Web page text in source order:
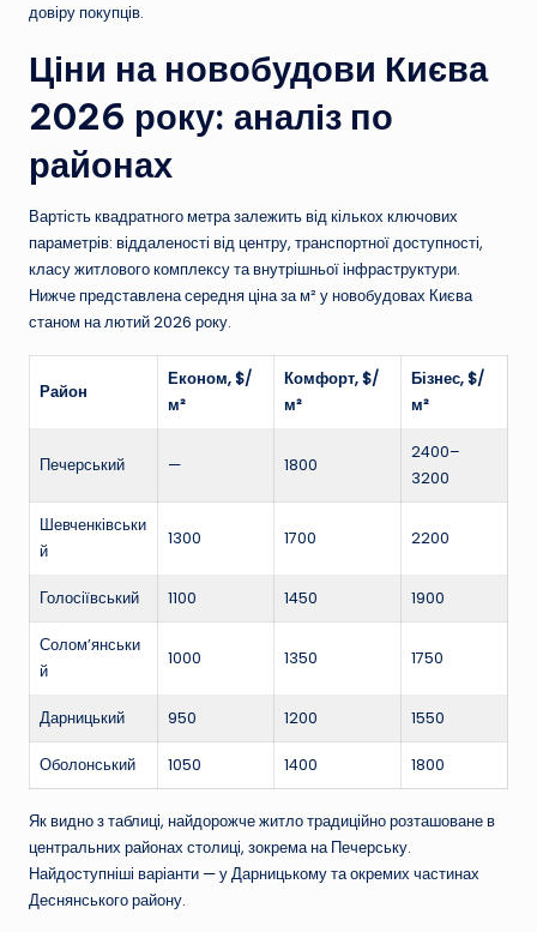
довіру покупців.
Ціни на новобудови Києва
2026 року: аналіз по
районах
Вартість квадратного метра залежить від кількох ключових
параметрів: віддаленості від центру, транспортної доступності,
класу житлового комплексу та внутрішньої інфраструктури.
Нижче представлена середня ціна за м² у новобудовах Києва
станом на лютий 2026 року.
Район
Економ, $/
м²
Комфорт, $/
м²
Бізнес, $/
м²
Печерський — 1800
2400–
3200
Шевченківськи
й
1300 1700 2200
Голосіївський 1100 1450 1900
Солом’янськи
й
1000 1350 1750
Дарницький 950 1200 1550
Оболонський 1050 1400 1800
Як видно з таблиці, найдорожче житло традиційно розташоване в
центральних районах столиці, зокрема на Печерську.
Найдоступніші варіанти — у Дарницькому та окремих частинах
Деснянського району.